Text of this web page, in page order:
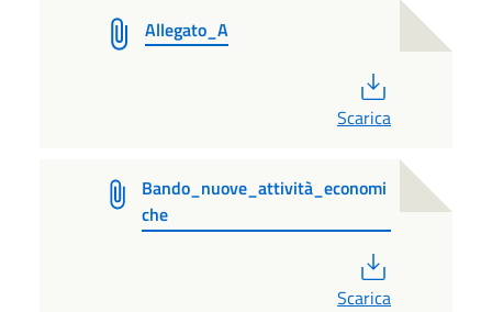
Allegato_A
Scarica
Bando_nuove_attività_economi
che
Scarica